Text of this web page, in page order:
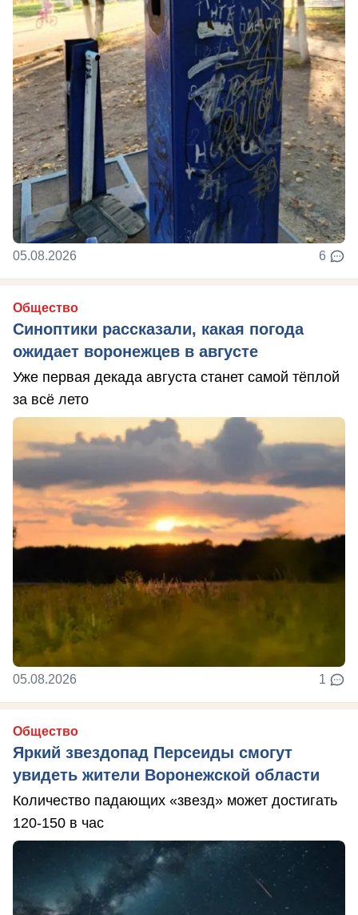
05.08.2026 6
Общество
Синоптики рассказали, какая погода
ожидает воронежцев в августе
Уже первая декада августа станет самой тёплой
за всё лето
05.08.2026 1
Общество
Яркий звездопад Персеиды смогут
увидеть жители Воронежской области
Количество падающих «звезд» может достигать
120-150 в час